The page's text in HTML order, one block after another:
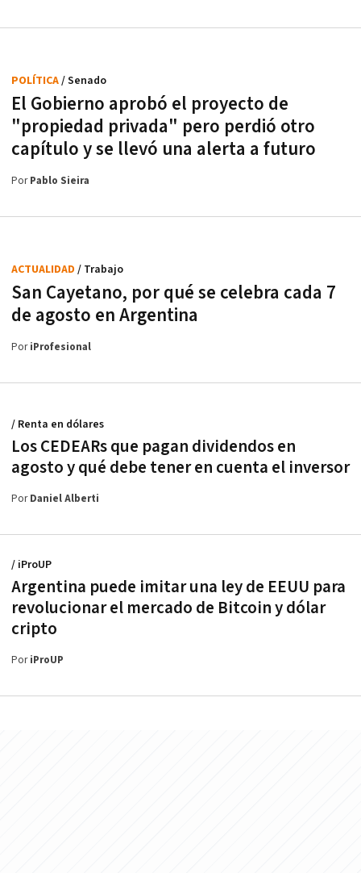
El Gobierno aprobó el proyecto de
"propiedad privada" pero perdió otro
capítulo y se llevó una alerta a futuro
POLÍTICA/ Senado
PorPablo Sieira
San Cayetano, por qué se celebra cada 7
de agosto en Argentina
ACTUALIDAD / Trabajo
PoriProfesional
Los CEDEARs que pagan dividendos en
agosto y qué debe tener en cuenta el inversor
/ Renta en dólares
PorDaniel Alberti
Argentina puede imitar una ley de EEUU para
revolucionar el mercado de Bitcoin y dólar
cripto
/ iProUP
PoriProUP